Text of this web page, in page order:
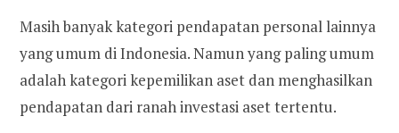
Masih banyak kategori pendapatan personal lainnya
yang umum di Indonesia. Namun yang paling umum
adalah kategori kepemilikan aset dan menghasilkan
pendapatan dari ranah investasi aset tertentu.